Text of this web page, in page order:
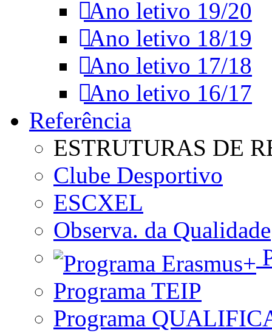
Ano letivo 19/20
Ano letivo 18/19
Ano letivo 17/18
Ano letivo 16/17
Referência
ESTRUTURAS DE
Clube Desportivo
ESCXEL
Observa. da Qualidade
Programa TEIP
Programa